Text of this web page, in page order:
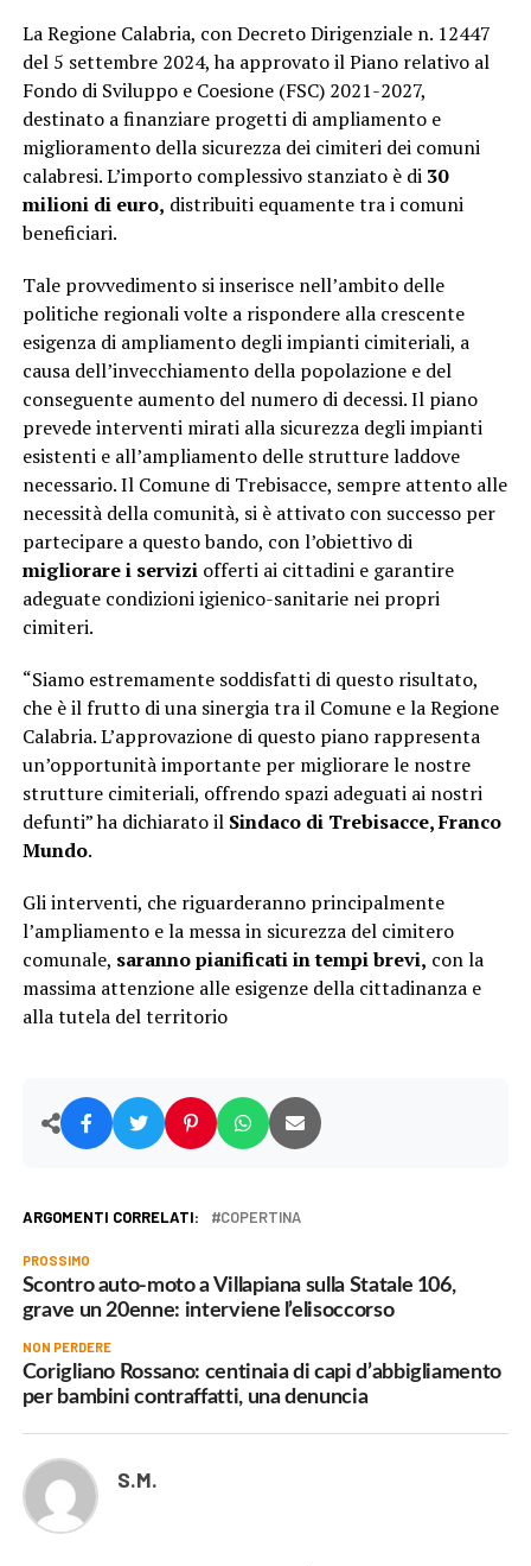
La Regione Calabria, con Decreto Dirigenziale n. 12447
del 5 settembre 2024, ha approvato il Piano relativo al
Fondo di Sviluppo e Coesione (FSC) 2021-2027,
destinato a finanziare progetti di ampliamento e
miglioramento della sicurezza dei cimiteri dei comuni
calabresi. L’importo complessivo stanziato è di 30
milioni di euro, distribuiti equamente tra i comuni
beneficiari.
Tale provvedimento si inserisce nell’ambito delle
politiche regionali volte a rispondere alla crescente
esigenza di ampliamento degli impianti cimiteriali, a
causa dell’invecchiamento della popolazione e del
conseguente aumento del numero di decessi. Il piano
prevede interventi mirati alla sicurezza degli impianti
esistenti e all’ampliamento delle strutture laddove
necessario. Il Comune di Trebisacce, sempre attento alle
necessità della comunità, si è attivato con successo per
partecipare a questo bando, con l’obiettivo di
migliorare i serviziofferti ai cittadini e garantire
adeguate condizioni igienico-sanitarie nei propri
cimiteri.
“Siamo estremamente soddisfatti di questo risultato,
che è il frutto di una sinergia tra il Comune e la Regione
Calabria. L’approvazione di questo piano rappresenta
un’opportunità importante per migliorare le nostre
strutture cimiteriali, offrendo spazi adeguati ai nostri
defunti” ha dichiarato il Sindaco di Trebisacce, Franco
Mundo.
Gli interventi, che riguarderanno principalmente
l’ampliamento e la messa in sicurezza del cimitero
comunale, saranno pianificati in tempi brevi, con la
massima attenzione alle esigenze della cittadinanza e
alla tutela del territorio
ARGOMENTI CORRELATI: COPERTINA
PROSSIMO
Scontro auto-moto a Villapiana sulla Statale 106,
grave un 20enne: interviene l’elisoccorso
NON PERDERE
Corigliano Rossano: centinaia di capi d’abbigliamento
per bambini contraffatti, una denuncia
S.M.